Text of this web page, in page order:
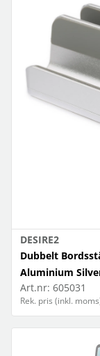
DESIRE2
Dubbelt
Aluminium
Art.nr: 605031
Rek. pris (inkl.